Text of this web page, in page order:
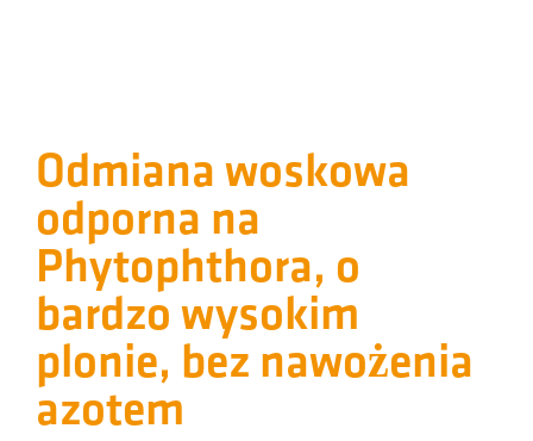
Odmiana woskowa
odporna na
Phytophthora, o
bardzo wysokim
plonie, bez nawożenia
azotem